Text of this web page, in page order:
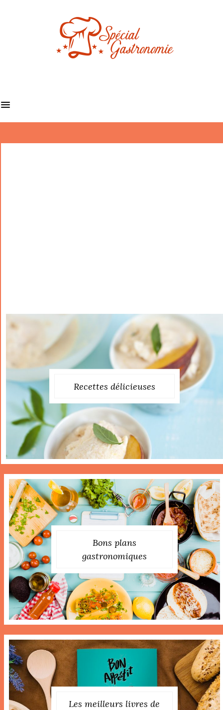
Recettes délicieuses
Bons plans
gastronomiques
Les meilleurs livres de